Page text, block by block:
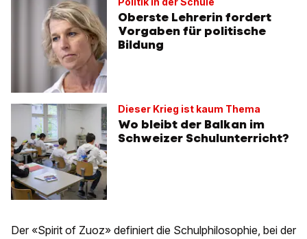
Oberste Lehrerin fordert
Vorgaben für politische
Bildung
Dieser Krieg ist kaum Thema
Wo bleibt der Balkan im
Schweizer Schulunterricht?
Der «Spirit of Zuoz» definiert die Schulphilosophie, bei der